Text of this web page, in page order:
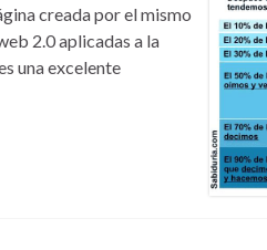
creada por el mismo
2.0 aplicadas a la
una excelente